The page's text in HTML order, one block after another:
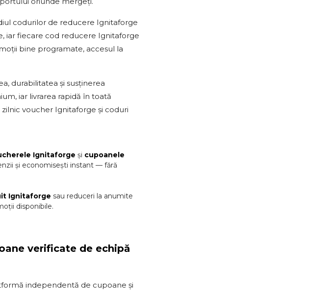
codurilor de reducere Ignitaforge
iar fiecare cod reducere Ignitaforge
bine programate, accesul la
durabilitatea și susținerea
iar livrarea rapidă în toată
voucher Ignitaforge și coduri
Ignitaforge și cupoanele
și economisești instant — fără
Ignitaforge sau reduceri la anumite
disponibile.
verificate de echipă
independentă de cupoane și